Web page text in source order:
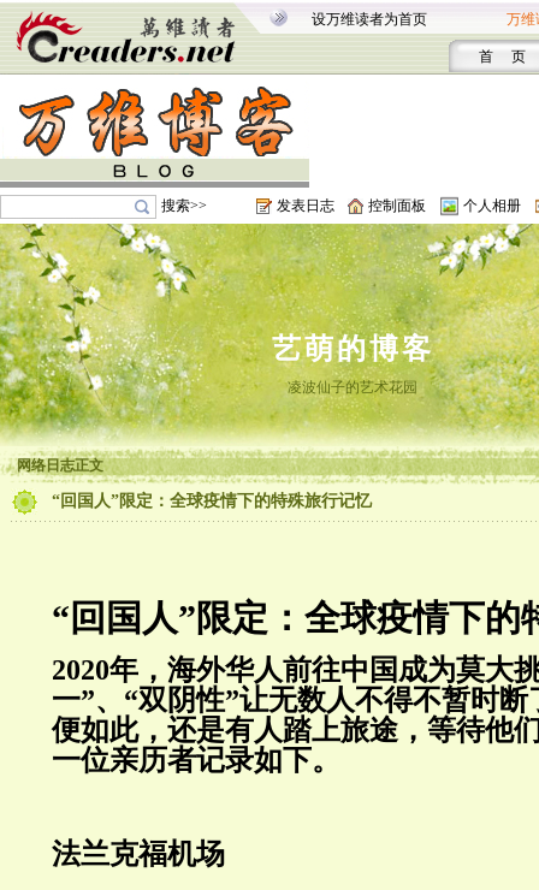
设万维读者为首页 万维
首 页
搜索>> 发表日志 控制面板 个人相册
艺萌的博客
凌波仙子的艺术花园
网络日志正文
“回国人”限定：全球疫情下的特殊旅行记忆
“回国人”限定：全球疫情下的
2020年，海外华人前往中国成为莫大
一”、“双阴性”让无数人不得不暂时
便如此，还是有人踏上旅途，等待他
一位亲历者记录如下。
法兰克福机场